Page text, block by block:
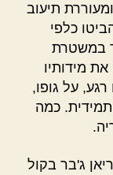
תיעוב
כלפי
במשטרת
מידותיו
רגע, על גופו,
כמה
ג'בר בקול